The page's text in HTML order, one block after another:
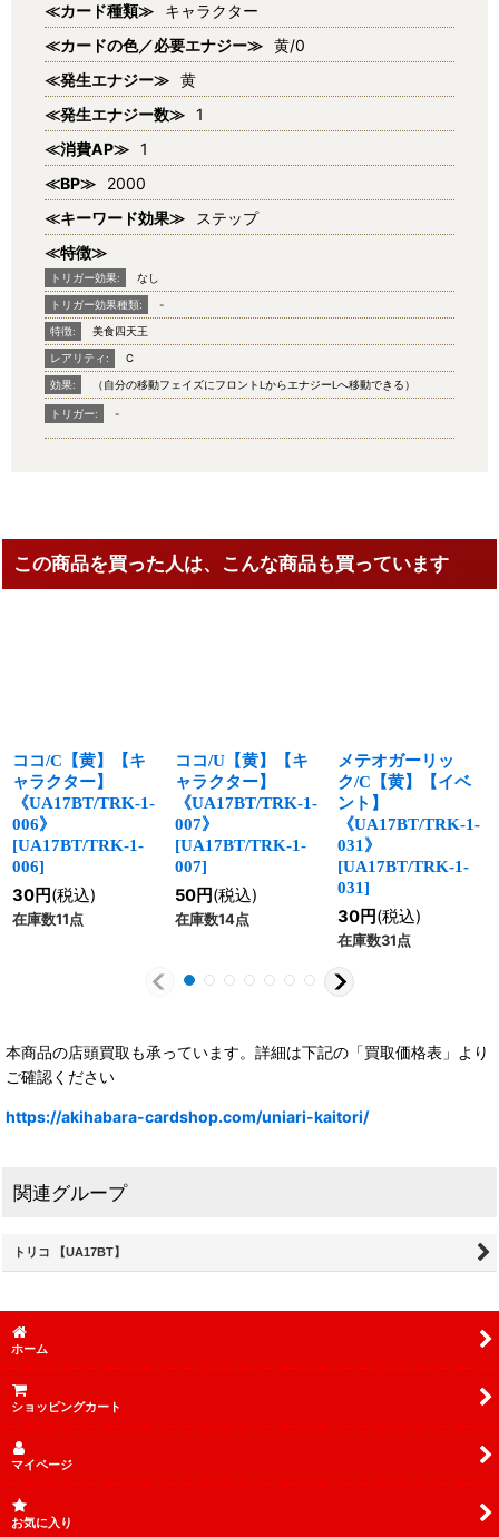
≪カード種類≫
キャラクター
≪カードの色／必要エナジー≫ 黄/0
≪発生エナジー≫ 黄
≪発生エナジー数≫ 1
≪消費AP≫ 1
≪BP≫
2000
≪キーワード効果≫
ステップ
≪特徴≫
トリガー効果: なし
トリガー効果種類: -
特徴: 美食四天王
レアリティ: C
効果: （自分の移動フェイズにフロントLからエナジーLへ移動できる）
トリガー: -
この商品を買った人は、こんな商品も買っています
ココ/C【黄】【キ
ャラクター】
《UA17BT/TRK-1-
006》
[UA17BT/TRK-1-
006]
30円(税込)
在庫数11点
ココ/U【黄】【キ
ャラクター】
《UA17BT/TRK-1-
007》
[UA17BT/TRK-1-
007]
50円(税込)
在庫数14点
メテオガーリッ
ク/C【黄】【イベ
ント】
《UA17BT/TRK-1-
031》
[UA17BT/TRK-1-
031]
30円(税込)
在庫数31点
本商品の店頭買取も承っています。詳細は下記の「買取価格表」より
ご確認ください
https://akihabara-cardshop.com/uniari-kaitori/
関連グループ
トリコ 【UA17BT】
ホーム
ショッピングカート
マイページ
お気に入り